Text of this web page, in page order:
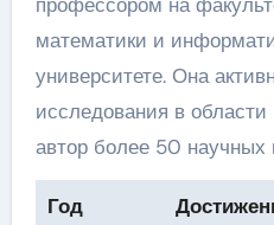
математики и
университете. Она
исследования в
автор более 50 научных
Год